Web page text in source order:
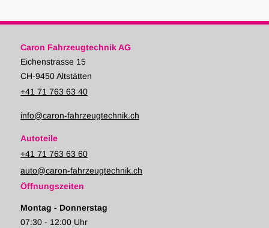
Caron Fahrzeugtechnik AG
Eichenstrasse 15
CH-9450 Altstätten
+41 71 763 63 40
info@caron-fahrzeugtechnik.ch
Autoteile
+41 71 763 63 60
auto@caron-fahrzeugtechnik.ch
Öffnungszeiten
Montag - Donnerstag
07:30 - 12:00 Uhr